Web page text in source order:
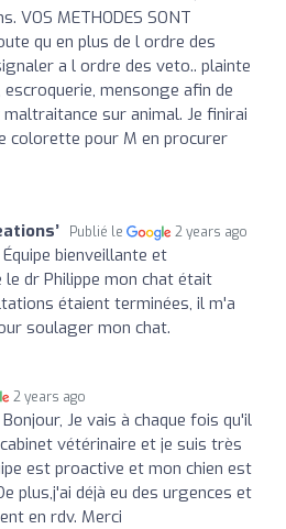
VOS METHODES SONT
qu en plus de l ordre des
a l ordre des veto.. plainte
mensonge afin de
sur animal. Je finirai
colorette pour M en procurer
Publié le 2 years ago
Équipe bienveillante et
le dr Philippe mon chat était
étaient terminées, il m'a
soulager mon chat.
2 years ago
Bonjour, Je vais à chaque fois qu'il
vétérinaire et je suis très
est proactive et mon chien est
plus,j'ai déjà eu des urgences et
en rdv. Merci